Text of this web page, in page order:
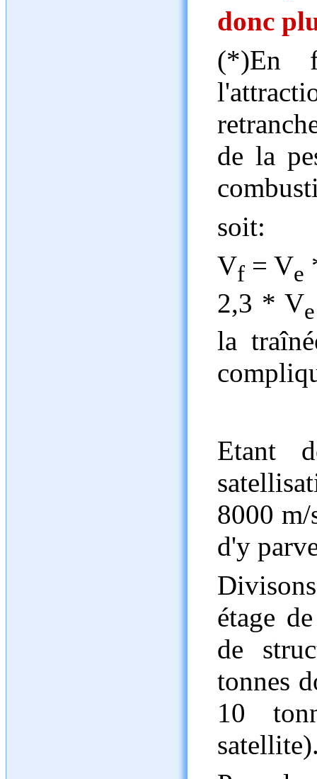
donc
(*)En
de la
soit:
Vf = Ve
2,3 * Ve
la
Etant
8000 m/
d'y
étage
de
tonnes
10